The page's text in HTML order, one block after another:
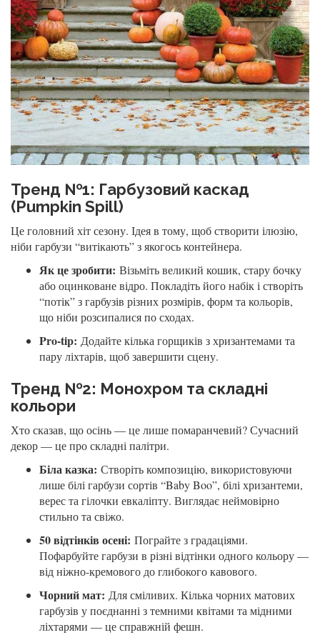
Тренд №1: Гарбузовий каскад
(Pumpkin Spill)
Це головний хіт сезону. Ідея в тому, щоб створити ілюзію,
ніби гарбузи “витікають” з якогось контейнера.
Як це зробити: Візьміть великий кошик, стару бочку
або оцинковане відро. Покладіть його набік і створіть
“потік” з гарбузів різних розмірів, форм та кольорів,
що ніби розсипалися по сходах.
Pro-tip: Додайте кілька горщиків з хризантемами та
пару ліхтарів, щоб завершити сцену.
Тренд №2: Монохром та складні
кольори
Хто сказав, що осінь — це лише помаранчевий? Сучасний
декор — це про складні палітри.
Біла казка: Створіть композицію, використовуючи
лише білі гарбузи сортів “Baby Boo”, білі хризантеми,
верес та гілочки евкаліпту. Виглядає неймовірно
стильно та свіжо.
50 відтінків осені: Пограйте з градаціями.
Пофарбуйте гарбузи в різні відтінки одного кольору —
від ніжно-кремового до глибокого кавового.
Чорний мат: Для сміливих. Кілька чорних матових
гарбузів у поєднанні з темними квітами та мідними
ліхтарями — це справжній фешн.